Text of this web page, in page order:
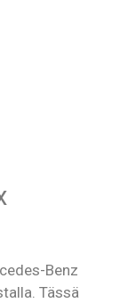
Benz
Tässä